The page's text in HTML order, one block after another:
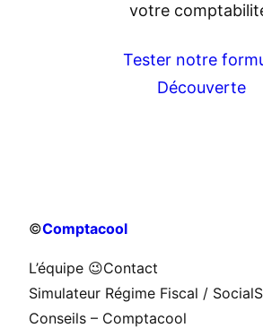
votre
Tester notre
Découverte
©Comptacool
L’équipe 😉Contact
Simulateur Régime Fiscal / Social
Conseils – Comptacool